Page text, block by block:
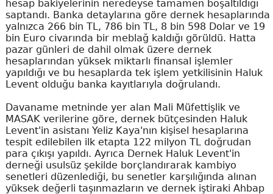
hesap bakiyelerinin neredeyse tamamen boşaltıldığı
saptandı. Banka detaylarına göre dernek hesaplarında
yalnızca 266 bin TL, 786 bin TL, 8 bin 598 Dolar ve 19
bin Euro civarında bir meblağ kaldığı görüldü. Hatta
pazar günleri de dahil olmak üzere dernek
hesaplarından yüksek miktarlı finansal işlemler
yapıldığı ve bu hesaplarda tek işlem yetkilisinin Haluk
Levent olduğu banka kayıtlarıyla doğrulandı.
Davaname metninde yer alan Mali Müfettişlik ve
MASAK verilerine göre, dernek bütçesinden Haluk
Levent'in asistanı Yeliz Kaya'nın kişisel hesaplarına
tespit edilebilen ilk etapta 122 milyon TL doğrudan
para çıkışı yapıldı. Ayrıca Dernek Haluk Levent'in
derneği usulsüz şekilde borçlandırarak kambiyo
senetleri düzenlediği, bu senetler karşılığında alınan
yüksek değerli taşınmazların ve dernek iştiraki Ahbap